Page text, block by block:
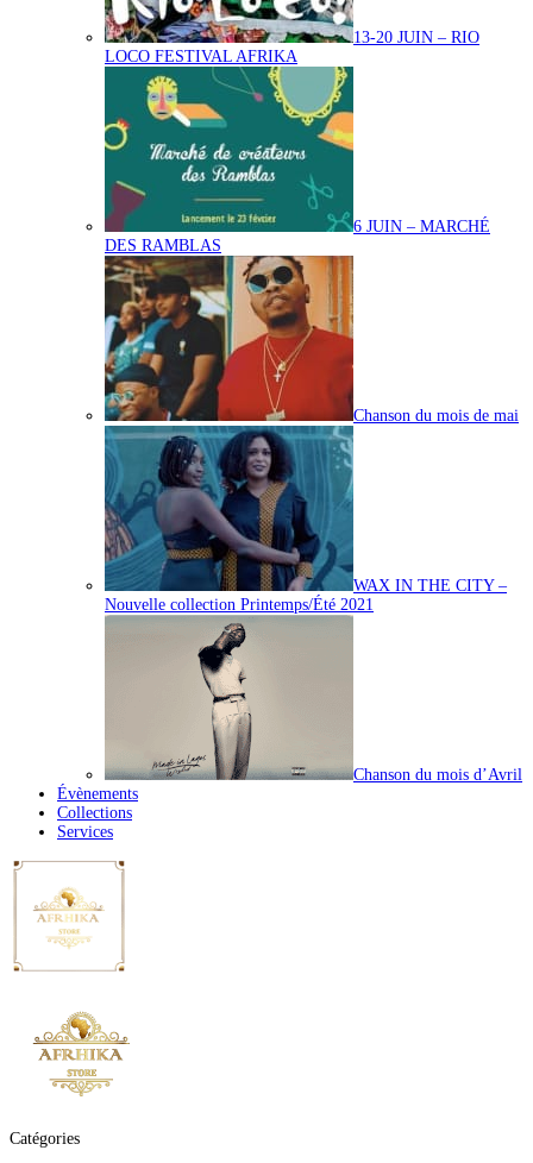
13-20 JUIN – RIO
LOCO FESTIVAL AFRIKA
6 JUIN – MARCHÉ
DES RAMBLAS
Chanson du mois de mai
WAX IN THE CITY –
Nouvelle collection Printemps/Été 2021
Chanson du mois d’Avril
Évènements
Collections
Services
Catégories